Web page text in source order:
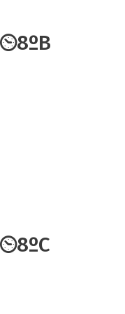
8ºB
8ºC